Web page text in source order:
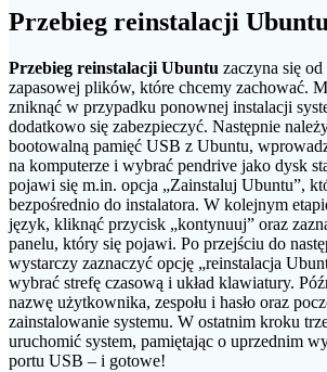
Przebieg reinstalacji
Przebieg reinstalacji Ubuntu zaczyna się
zapasowej plików, które chcemy zachować.
zniknąć w przypadku ponownej instalacji
dodatkowo się zabezpieczyć. Następnie
bootowalną pamięć USB z Ubuntu,
na komputerze i wybrać pendrive jako dysk
pojawi się m.in. opcja „Zainstaluj Ubuntu”,
bezpośrednio do instalatora. W kolejnym
język, kliknąć przycisk „kontynuuj” oraz
panelu, który się pojawi. Po przejściu do
wystarczy zaznaczyć opcję „reinstalacja
wybrać strefę czasową i układ klawiatury.
nazwę użytkownika, zespołu i hasło oraz
zainstalowanie systemu. W ostatnim kroku
uruchomić system, pamiętając o uprzednim
portu USB – i gotowe!